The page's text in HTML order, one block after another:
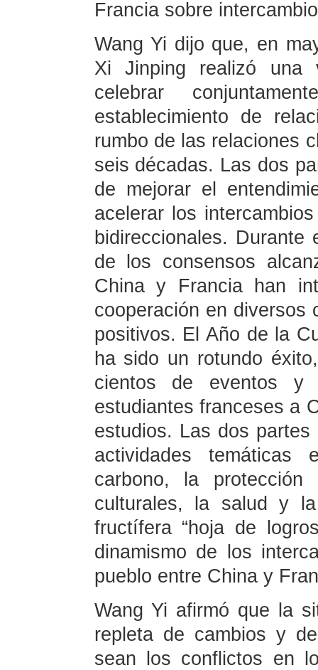
Francia sobre
Wang Yi dijo que, en
Xi Jinping realizó una
celebrar
establecimiento de
rumbo de las relaciones
seis décadas. Las dos
de mejorar el
acelerar los
bidireccionales.
de los consensos
China y Francia han
cooperación en diversos
positivos. El Año de la
ha sido un rotundo
cientos de eventos
estudiantes franceses a
estudios. Las dos
actividades
carbono, la
culturales, la salud y
fructífera “hoja de
dinamismo de los
pueblo entre China y
Wang Yi afirmó que la
repleta de cambios y
sean los conflictos en